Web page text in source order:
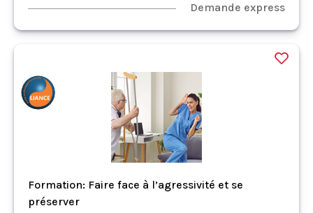
Demande express
Formation: Faire face à l’agressivité et se
préserver